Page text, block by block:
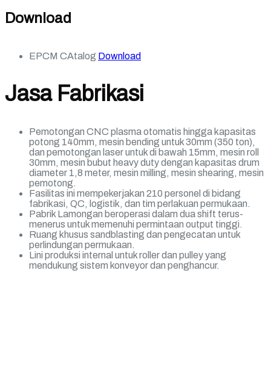
Download
EPCM CAtalog Download
Jasa Fabrikasi
Pemotongan CNC plasma otomatis hingga kapasitas
potong 140mm, mesin bending untuk 30mm (350 ton),
dan pemotongan laser untuk di bawah 15mm, mesin roll
30mm, mesin bubut heavy duty dengan kapasitas drum
diameter 1,8 meter, mesin milling, mesin shearing, mesin
pemotong.
Fasilitas ini mempekerjakan 210 personel di bidang
fabrikasi, QC, logistik, dan tim perlakuan permukaan.
Pabrik Lamongan beroperasi dalam dua shift terus-
menerus untuk memenuhi permintaan output tinggi.
Ruang khusus sandblasting dan pengecatan untuk
perlindungan permukaan.
Lini produksi internal untuk roller dan pulley yang
mendukung sistem konveyor dan penghancur.